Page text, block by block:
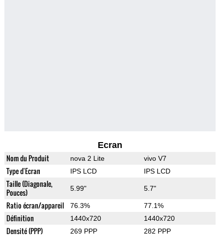
Ecran
Nom du Produit nova 2 Lite vivo V7
Type d'Ecran IPS LCD IPS LCD
Taille (Diagonale,
Pouces)
5.99" 5.7"
Ratio écran/appareil 76.3% 77.1%
Définition 1440x720 1440x720
Densité (PPP) 269 PPP 282 PPP